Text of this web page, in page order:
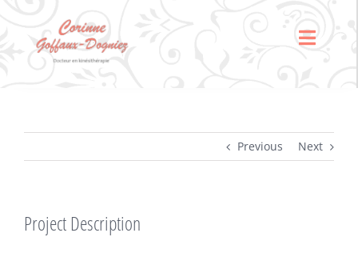
content
Toggle
Psychosomatique,
psychanalysePrevious Next
Project Description